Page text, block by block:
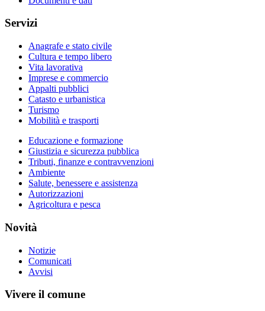
Servizi
Anagrafe e stato civile
Cultura e tempo libero
Vita lavorativa
Imprese e commercio
Appalti pubblici
Catasto e urbanistica
Turismo
Mobilità e trasporti
Educazione e formazione
Giustizia e sicurezza pubblica
Tributi, finanze e contravvenzioni
Ambiente
Salute, benessere e assistenza
Autorizzazioni
Agricoltura e pesca
Novità
Notizie
Comunicati
Avvisi
Vivere il comune